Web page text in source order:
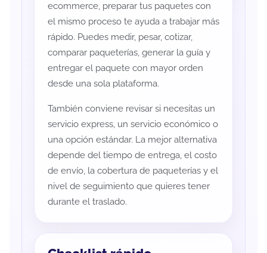
ecommerce, preparar tus paquetes con
el mismo proceso te ayuda a trabajar más
rápido. Puedes medir, pesar, cotizar,
comparar paqueterías, generar la guía y
entregar el paquete con mayor orden
desde una sola plataforma.
También conviene revisar si necesitas un
servicio express, un servicio económico o
una opción estándar. La mejor alternativa
depende del tiempo de entrega, el costo
de envío, la cobertura de paqueterías y el
nivel de seguimiento que quieres tener
durante el traslado.